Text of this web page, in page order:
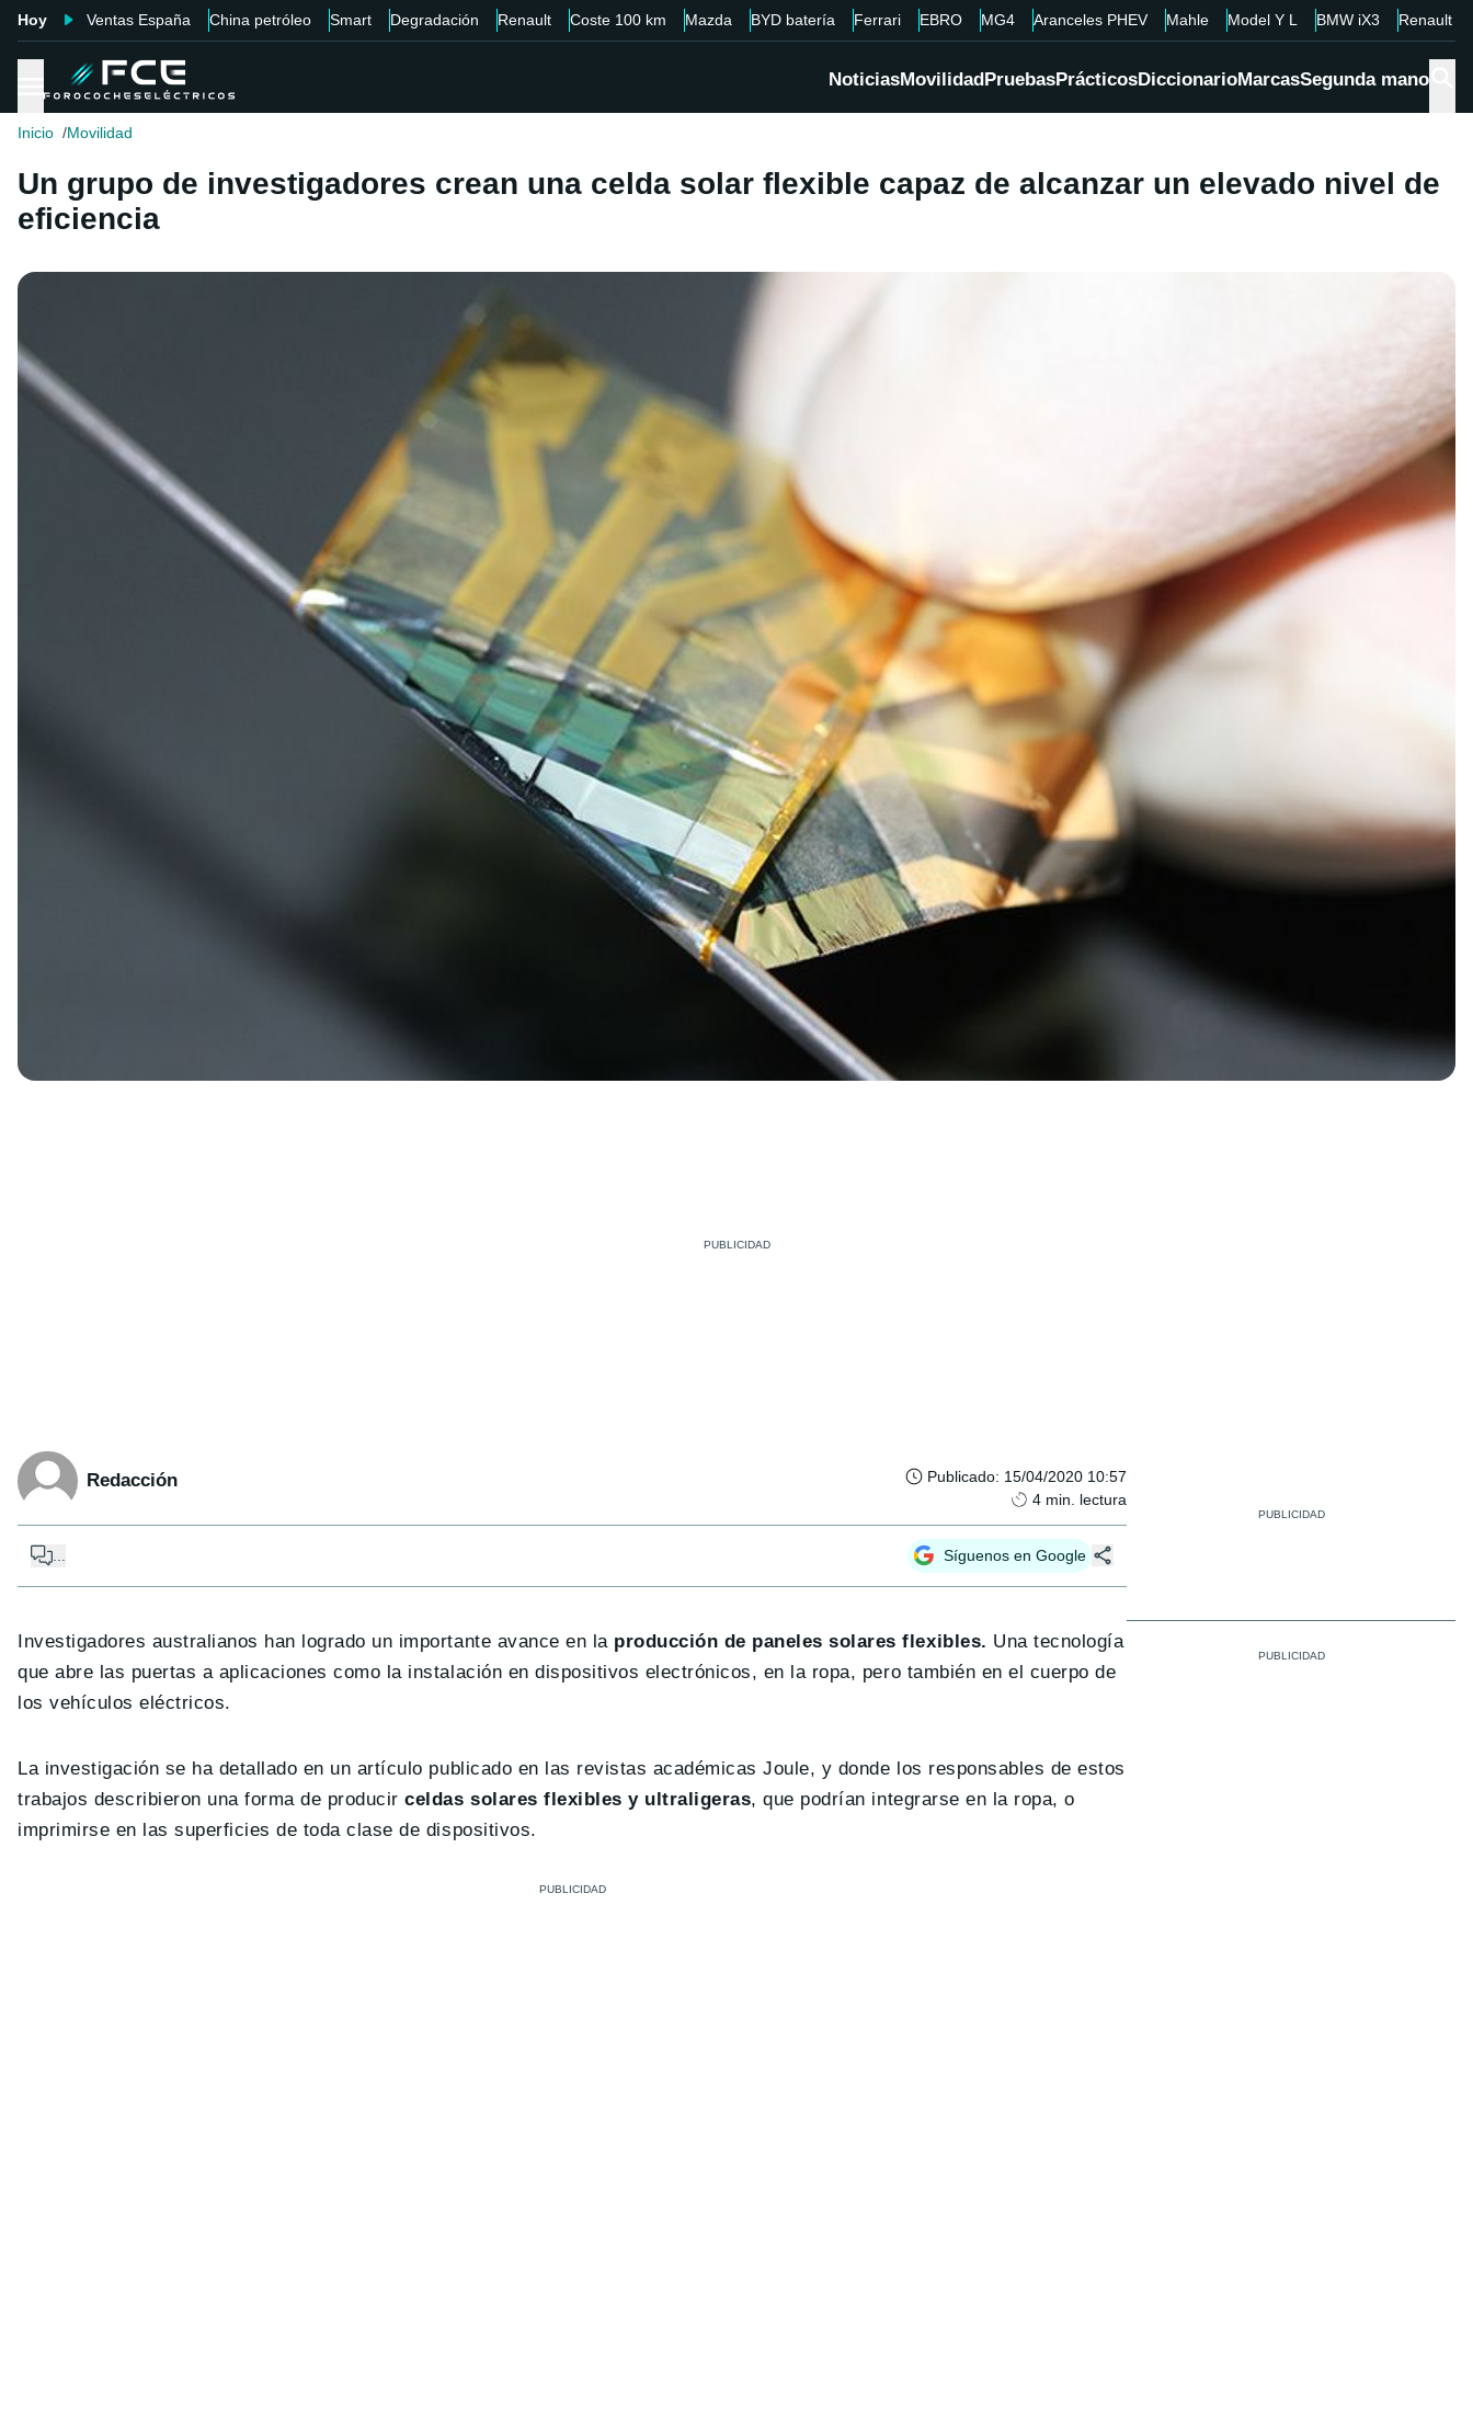
Hoy Ventas España China petróleo Smart Degradación Renault Coste 100 km Mazda BYD batería Ferrari EBRO MG4 Aranceles PHEV Mahle Model Y L BMW iX3 Renault
NoticiasMovilidadPruebasPrácticosDiccionarioMarcasSegunda mano
Inicio Movilidad
Un grupo de investigadores crean una celda solar flexible capaz de alcanzar un elevado nivel de
eficiencia
Redacción Publicado: 15/04/2020 10:57
4 min. lectura
Síguenos en Google
Investigadores australianos han logrado un importante avance en la producción de paneles solares flexibles. Una tecnología
que abre las puertas a aplicaciones como la instalación en dispositivos electrónicos, en la ropa, pero también en el cuerpo de
los vehículos eléctricos.
La investigación se ha detallado en un artículo publicado en las revistas académicas Joule, y donde los responsables de estos
trabajos describieron una forma de producirceldas solares flexibles y ultraligeras, que podrían integrarse en la ropa, o
imprimirse en las superficies de toda clase de dispositivos.